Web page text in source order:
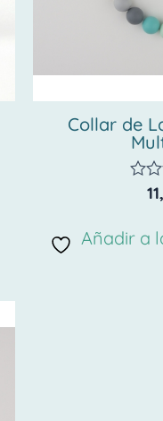
Collar de
de
Añadir a